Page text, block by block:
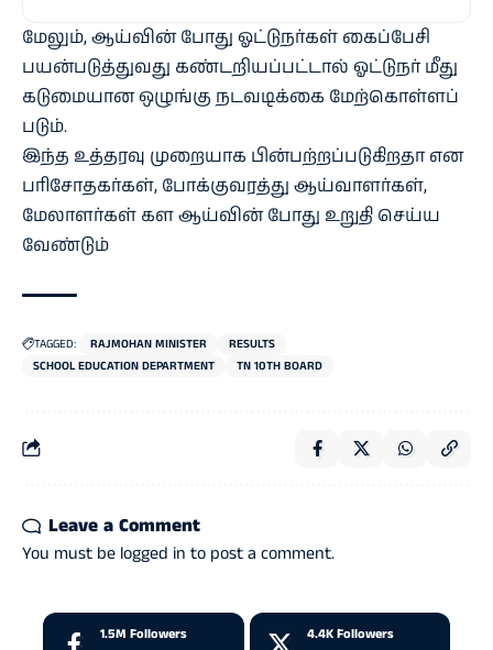
மேலும், ஆய்​வின் போது ஓட்​டுநர்​கள் கைப்​பேசி
பயன்​படுத்​து​வது கண்​டறியப்​பட்​டால் ஓட்​டுநர் மீது
கடுமை​யான ஒழுங்கு நடவடிக்கை மேற்​கொள்​ளப்​
படும்.
இந்த உத்​தரவு முறை​யாக பின்​பற்​றப்​படு​கிறதா என
பரிசோதகர்​கள், போக்​கு​வரத்து ஆய்​வாளர்​கள்,
மேலா​ளர்​கள் கள ஆய்​வின் போது உறுதி செய்ய
வேண்​டும்
TAGGED: RAJMOHAN MINISTER
RESULTS
SCHOOL EDUCATION DEPARTMENT
TN 10TH BOARD
Leave a Comment
You must be logged in to post a comment.
1.5M Followers 4.4K Followers